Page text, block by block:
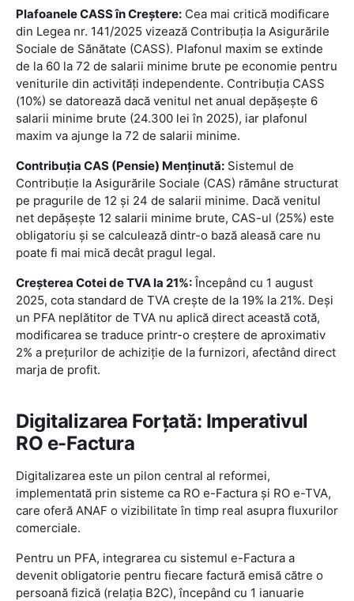
Plafoanele CASS în Creștere: Cea mai critică modificare
din Legea nr. 141/2025 vizează Contribuția la Asigurările
Sociale de Sănătate (CASS). Plafonul maxim se extinde
de la 60 la 72 de salarii minime brute pe economie pentru
veniturile din activități independente. Contribuția CASS
(10%) se datorează dacă venitul net anual depășește 6
salarii minime brute (24.300 lei în 2025), iar plafonul
maxim va ajunge la 72 de salarii minime.
Contribuția CAS (Pensie) Menținută: Sistemul de
Contribuție la Asigurările Sociale (CAS) rămâne structurat
pe pragurile de 12 și 24 de salarii minime. Dacă venitul
net depășește 12 salarii minime brute, CAS-ul (25%) este
obligatoriu și se calculează dintr-o bază aleasă care nu
poate fi mai mică decât pragul legal.
Creșterea Cotei de TVA la 21%: Începând cu 1 august
2025, cota standard de TVA crește de la 19% la 21%. Deși
un PFA neplătitor de TVA nu aplică direct această cotă,
modificarea se traduce printr-o creștere de aproximativ
2% a prețurilor de achiziție de la furnizori, afectând direct
marja de profit.
Digitalizarea Forțată: Imperativul
RO e-Factura
Digitalizarea este un pilon central al reformei,
implementată prin sisteme ca RO e-Factura și RO e-TVA,
care oferă ANAF o vizibilitate în timp real asupra fluxurilor
comerciale.
Pentru un PFA, integrarea cu sistemul e-Factura a
devenit obligatorie pentru fiecare factură emisă către o
persoană fizică (relația B2C), începând cu 1 ianuarie